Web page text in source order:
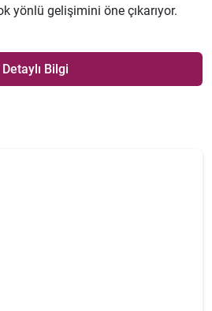
yönlü gelişimini öne çıkarıyor.
Detaylı Bilgi